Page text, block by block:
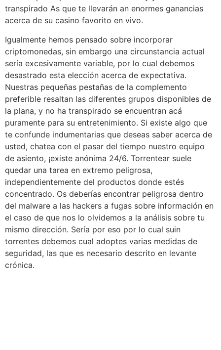
transpirado As que te llevarán an enormes ganancias
acerca de su casino favorito en vivo.
Igualmente hemos pensado sobre incorporar
criptomonedas, sin embargo una circunstancia actual
serí­a excesivamente variable, por lo cual debemos
desastrado esta elección acerca de expectativa.
Nuestras pequeñas pestañas de la complemento
preferible resaltan las diferentes grupos disponibles de
la plana, y no ha transpirado se encuentran acá
puramente para su entretenimiento. Si existe algo que
te confunde indumentarias que deseas saber acerca de
usted, chatea con el pasar del tiempo nuestro equipo
de asiento, ¡existe anónima 24/6. Torrentear suele
quedar una tarea en extremo peligrosa,
independientemente del productos donde estés
concentrado. Os deberías encontrar peligrosa dentro
del malware a las hackers a fugas sobre información en
el caso de que nos lo olvidemos a la análisis sobre tu
mismo dirección. Serí­a por eso por lo cual suin
torrentes debemos cual adoptes varias medidas de
seguridad, las que es necesario descrito en levante
crónica.